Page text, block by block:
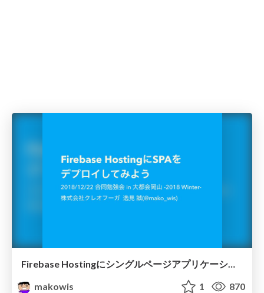
Firebase Hostingにシングルページアプリケーションをデプロイしてみよう #gbdaitokai
makowis
1 870